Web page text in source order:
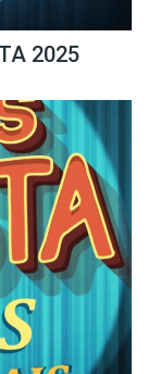
2025